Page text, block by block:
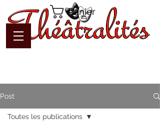
Panier
Post
Toutes les publications